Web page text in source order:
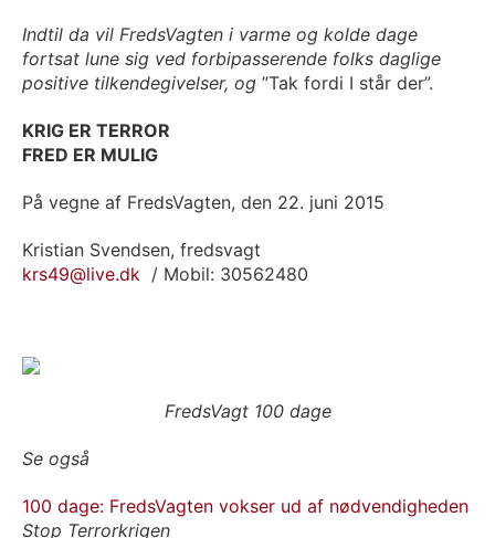
Indtil da vil FredsVagten i varme og kolde dage
fortsat lune sig ved forbipasserende folks daglige
positive tilkendegivelser, og ”Tak fordi I står der”.
KRIG ER TERROR
FRED ER MULIG
På vegne af FredsVagten, den 22. juni 2015
Kristian Svendsen, fredsvagt
krs49@live.dk / Mobil: 30562480
FredsVagt 100 dage
Se også
100 dage: FredsVagten vokser ud af nødvendigheden
Stop Terrorkrigen